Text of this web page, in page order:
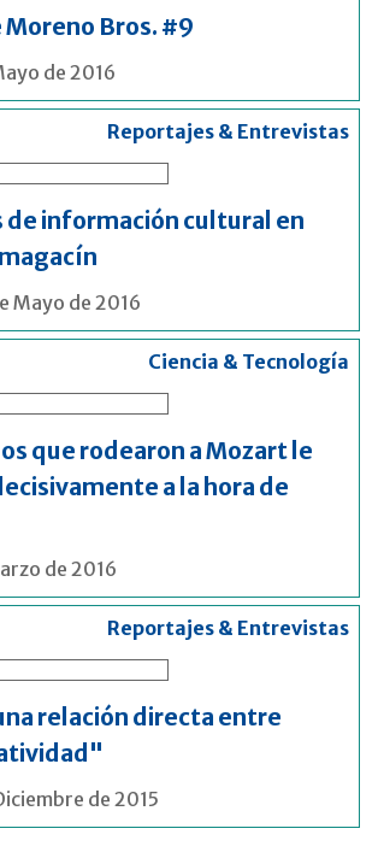
Bros. #9
de 2016
Reportajes & Entrevistas
de información cultural en
Mayo de 2016
Ciencia & Tecnología
que rodearon a Mozart le
a la hora de
de 2016
Reportajes & Entrevistas
relación directa entre
de 2015